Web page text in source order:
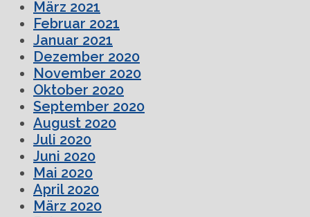
März 2021
Februar 2021
Januar 2021
Dezember 2020
November 2020
Oktober 2020
September 2020
August 2020
Juli 2020
Juni 2020
Mai 2020
April 2020
März 2020